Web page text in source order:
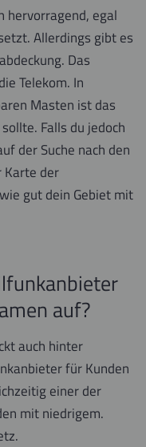
hervorragend, egal
Allerdings gibt es
Das
Telekom. In
Masten ist das
Falls du jedoch
der Suche nach den
Karte der
gut dein Gebiet mit
auf?
auch hinter
für Kunden
einer der
mit niedrigem.